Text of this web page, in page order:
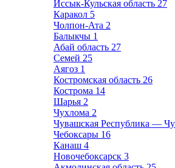
Иссык-Кульская область 27
Каракол 5
Чолпон-Ата 2
Балыкчы 1
Абай область 27
Семей 25
Аягоз 1
Костромская область 26
Кострома 14
Шарья 2
Чухлома 2
Чувашская Республика —
Чебоксары 16
Канаш 4
Новочебоксарск 3